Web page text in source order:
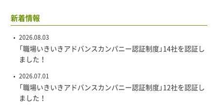
新着情報
2026.08.03
「職場いきいきアドバンスカンパニー認証制度」14社を認証し
ました！
2026.07.01
「職場いきいきアドバンスカンパニー認証制度」12社を認証し
ました！